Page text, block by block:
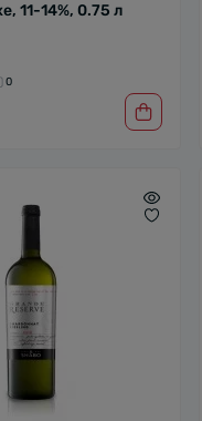
11-14%, 0.75 л
0